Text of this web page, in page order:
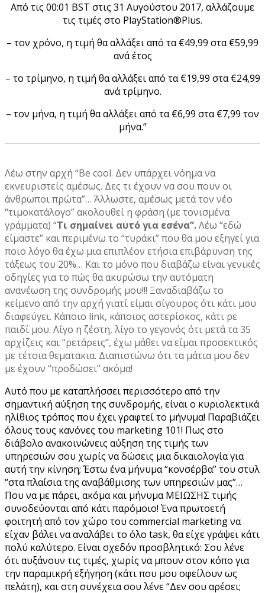
Από τις 00:01 BST στις 31 Αυγούστου 2017, αλλάζουμε
τις τιμές στο PlayStation®Plus.
– τον χρόνο, η τιμή θα αλλάξει από τα €49,99 στα €59,99
ανά έτος
– το τρίμηνο, η τιμή θα αλλάξει από τα €19,99 στα €24,99
ανά τρίμηνο.
– τον μήνα, η τιμή θα αλλάξει από τα €6,99 στα €7,99 τον
μήνα.”
Λέω στην αρχή “Be cool. Δεν υπάρχει νόημα να
εκνευριστείς αμέσως. Δες τι έχουν να σου πουν οι
άνθρωποι πρώτα”… Άλλωστε, αμέσως μετά τον νέο
“τιμοκατάλογο” ακολουθεί η φράση (με τονισμένα
γράμματα) “Τι σημαίνει αυτό για εσένα”.Λέω “εδώ
είμαστε” και περιμένω το “τυράκι” που θα μου εξηγεί για
ποιο λόγο θα έχω μια επιπλέον ετήσια επιβάρυνση της
τάξεως του 20%… Και το μόνο που διαβάζω είναι γενικές
οδηγίες για το πώς θα ακυρώσω την αυτόματη
ανανέωση της συνδρομής μου!!! Ξαναδιαβάζω το
κείμενο από την αρχή γιατί είμαι σίγουρος ότι κάτι μου
διαφεύγει. Κάποιο link, κάποιος αστερίσκος, κάτι ρε
παιδί μου. Λίγο η ζέστη, λίγο το γεγονός ότι μετά τα 35
αρχίζεις και “ρετάρεις”, έχω μάθει να είμαι προσεκτικός
με τέτοια θεματακια. Διαπιστώνω ότι τα μάτια μου δεν
με έχουν “προδώσει” ακόμα!
Αυτό που με καταπλήσσει περισσότερο από την
σημαντική αύξηση της συνδρομής, είναι ο κυριολεκτικά
ηλίθιος τρόπος που έχει γραφτεί το μήνυμα! Παραβιάζει
όλους τους κανόνες του marketing 101! Πως στο
διάβολο ανακοινώνεις αύξηση της τιμής των
υπηρεσιών σου χωρίς να δώσεις μια δικαιολογία για
αυτή την κίνηση; Έστω ένα μήνυμα “κονσέρβα” του στυλ
“στα πλαίσια της αναβάθμισης των υπηρεσιών μας”…
Που να με πάρει, ακόμα και μήνυμα ΜΕΙΩΣΗΣ τιμής
συνοδεύονται από κάτι παρόμοιο! Ένα πρωτοετή
φοιτητή από τον χώρο του commercial marketing να
είχαν βάλει να αναλάβει το όλο task, θα είχε γράψει κάτι
πολύ καλύτερο. Είναι σχεδόν προσβλητικό: Σου λένε
ότι αυξάνουν τις τιμές, χωρίς να μπουν στον κόπο για
την παραμικρή εξήγηση (κάτι που μου οφείλουν ως
πελάτη), και στη συνέχεια σου λένε “Δεν σου αρέσει;